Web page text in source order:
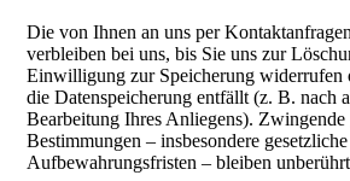
Die von Ihnen an uns per
verbleiben bei uns, bis Sie uns zur
Einwilligung zur Speicherung widerrufen
die Datenspeicherung entfällt (z. B. nach
Bearbeitung Ihres Anliegens). Zwingende
Bestimmungen – insbesondere gesetzliche
Aufbewahrungsfristen – bleiben